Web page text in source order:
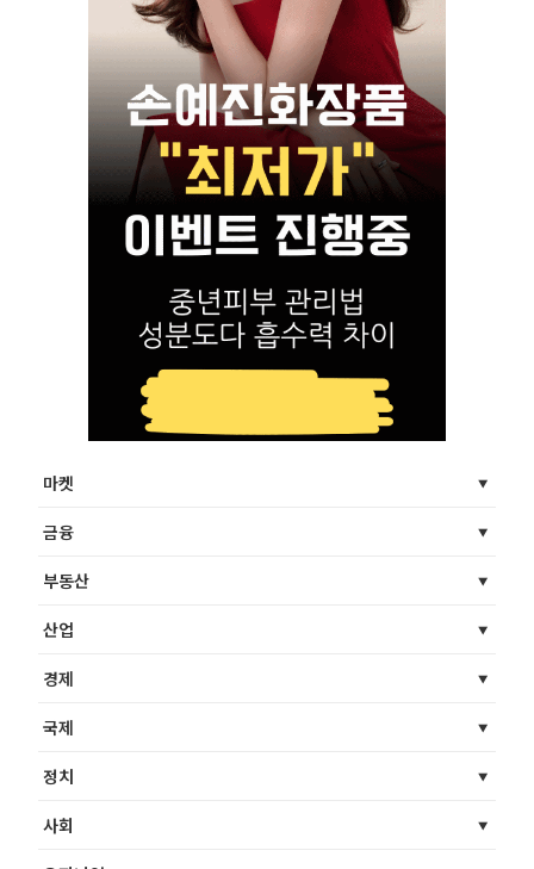
마켓
금융
부동산
산업
경제
국제
정치
사회